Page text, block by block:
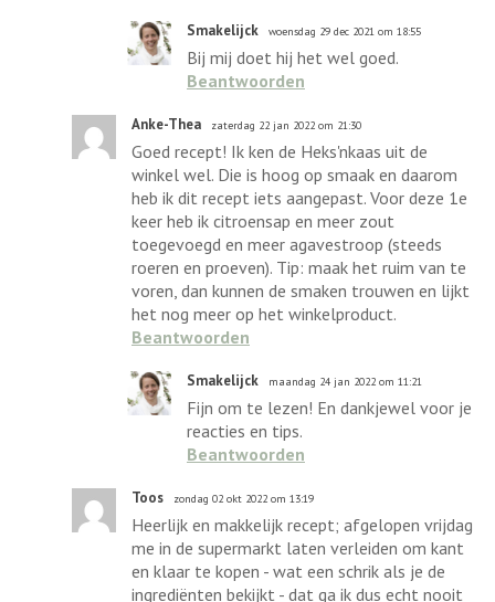
Smakelijck woensdag 29 dec 2021 om 18:55
Bij mij doet hij het wel goed.
Beantwoorden
Anke-Thea zaterdag 22 jan 2022 om 21:30
Goed recept! Ik ken de Heks'nkaas uit de
winkel wel. Die is hoog op smaak en daarom
heb ik dit recept iets aangepast. Voor deze 1e
keer heb ik citroensap en meer zout
toegevoegd en meer agavestroop (steeds
roeren en proeven). Tip: maak het ruim van te
voren, dan kunnen de smaken trouwen en lijkt
het nog meer op het winkelproduct.
Beantwoorden
Smakelijck maandag 24 jan 2022 om 11:21
Fijn om te lezen! En dankjewel voor je
reacties en tips.
Beantwoorden
Toos zondag 02 okt 2022 om 13:19
Heerlijk en makkelijk recept; afgelopen vrijdag
me in de supermarkt laten verleiden om kant
en klaar te kopen - wat een schrik als je de
ingrediënten bekijkt - dat ga ik dus echt nooit